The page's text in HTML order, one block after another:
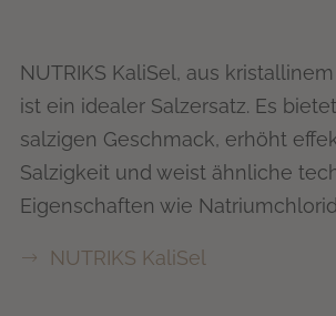
NUTRIKS KaliSel, aus
ist ein idealer Salzersatz. Es
salzigen Geschmack, erhöht
Salzigkeit und weist ähnliche
Eigenschaften wie
NUTRIKS KaliSel